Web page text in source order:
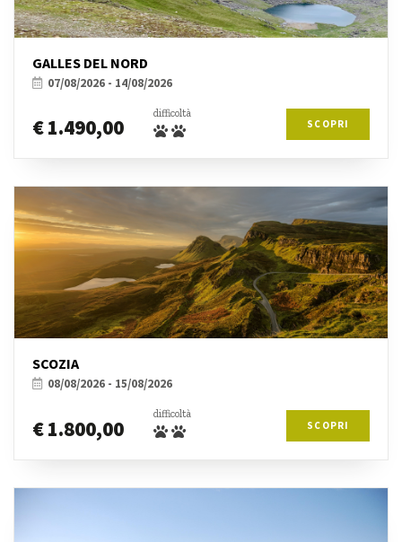
GALLES DEL NORD
07/08/2026 - 14/08/2026
€ 1.490,00
difficoltà
SCOPRI
SCOZIA
08/08/2026 - 15/08/2026
€ 1.800,00
difficoltà
SCOPRI